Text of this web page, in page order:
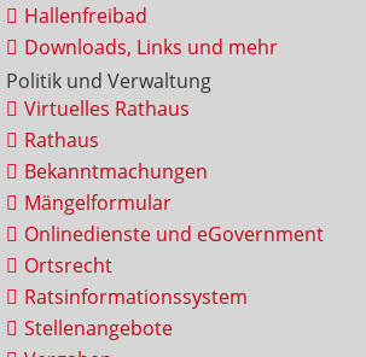
Hallenfreibad
Downloads, Links und mehr
Politik und Verwaltung
Virtuelles Rathaus
Rathaus
Bekanntmachungen
Mängelformular
Onlinedienste und eGovernment
Ortsrecht
Ratsinformationssystem
Stellenangebote